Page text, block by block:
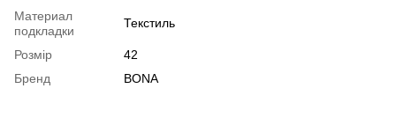
Материал
подкладки
Текстиль
Розмір
42
Бренд
BONA